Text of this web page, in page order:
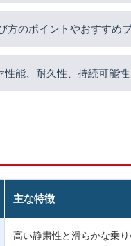
方のポイントやおすすめ
能、耐久性、持続可能
主な特徴
高い静粛性と滑らかな乗